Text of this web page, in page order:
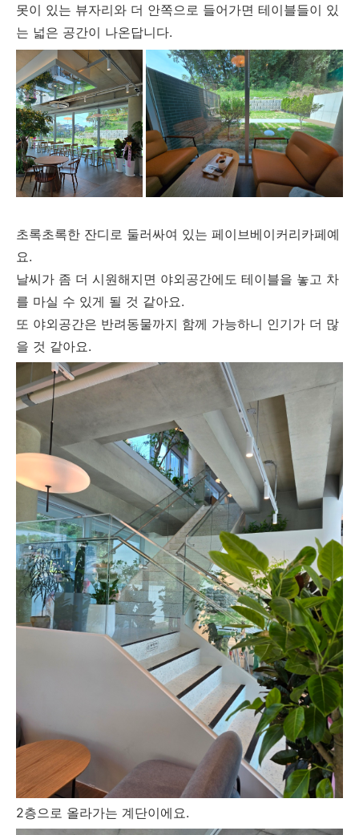
못이 있는 뷰자리와 더 안쪽으로 들어가면 테이블들이 있
는 넓은 공간이 나온답니다.
초록초록한 잔디로 둘러싸여 있는 페이브베이커리카페예
요.
날씨가 좀 더 시원해지면 야외공간에도 테이블을 놓고 차
를 마실 수 있게 될 것 같아요.
또 야외공간은 반려동물까지 함께 가능하니 인기가 더 많
을 것 같아요.
2층으로 올라가는 계단이에요.